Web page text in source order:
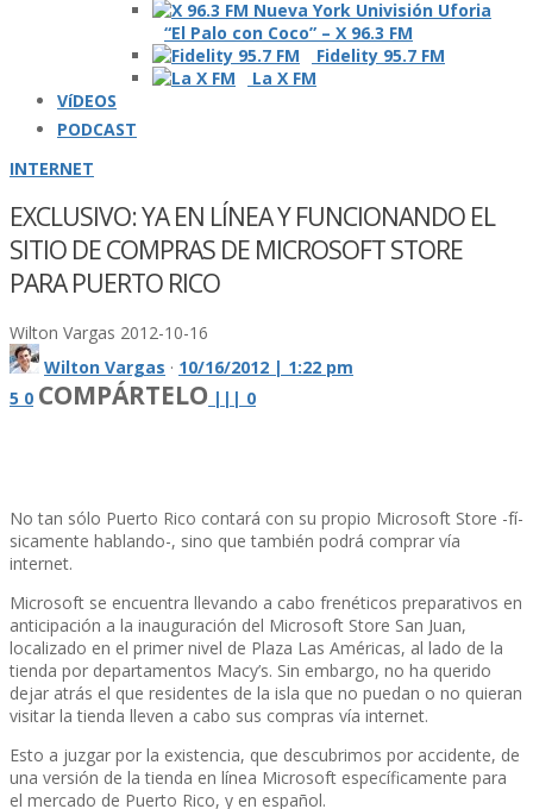
“El Palo con Coco” – X 96.3 FM
Fidelity 95.7 FM
La X FM
VíDEOS
PODCAST
INTERNET
EXCLUSIVO: YA EN LÍ­NEA Y FUNCIONANDO EL
SITIO DE COMPRAS DE MICROSOFT STORE
PARA PUERTO RICO
Wilton Vargas 2012-10-16
Wilton Vargas · 10/16/2012 | 1:22 pm
5 0 COMPÁRTELO | | | 0
No tan sólo Puerto Rico contará con su propio Microsoft Store -fí­
sicamente hablando-, sino que también podrá comprar ví­a
internet.
Microsoft se encuentra llevando a cabo frenéticos preparativos en
anticipación a la inauguración del Microsoft Store San Juan,
localizado en el primer nivel de Plaza Las Américas, al lado de la
tienda por departamentos Macy’s. Sin embargo, no ha querido
dejar atrás el que residentes de la isla que no puedan o no quieran
visitar la tienda lleven a cabo sus compras ví­a internet.
Esto a juzgar por la existencia, que descubrimos por accidente, de
una versión de la tienda en lí­nea Microsoft especí­ficamente para
el mercado de Puerto Rico, y en español.